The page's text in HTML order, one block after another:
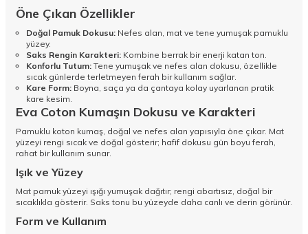
Öne Çıkan Özellikler
Doğal Pamuk Dokusu: Nefes alan, mat ve tene yumuşak pamuklu
yüzey.
Saks Rengin Karakteri: Kombine berrak bir enerji katan ton.
Konforlu Tutum: Tene yumuşak ve nefes alan dokusu, özellikle
sıcak günlerde terletmeyen ferah bir kullanım sağlar.
Kare Form: Boyna, saça ya da çantaya kolay uyarlanan pratik
kare kesim.
Eva Coton Kumaşın Dokusu ve Karakteri
Pamuklu koton kumaş, doğal ve nefes alan yapısıyla öne çıkar. Mat
yüzeyi rengi sıcak ve doğal gösterir; hafif dokusu gün boyu ferah,
rahat bir kullanım sunar.
Işık ve Yüzey
Mat pamuk yüzeyi ışığı yumuşak dağıtır; rengi abartısız, doğal bir
sıcaklıkla gösterir. Saks tonu bu yüzeyde daha canlı ve derin görünür.
Form ve Kullanım